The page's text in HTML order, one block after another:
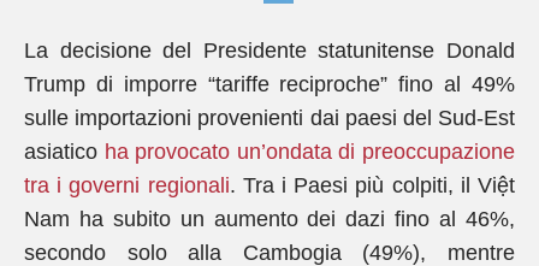
La decisione del Presidente statunitense Donald
Trump di imporre “tariffe reciproche” fino al 49%
sulle importazioni provenienti dai paesi del Sud‑Est
asiatico ha provocato un’ondata di preoccupazione
tra i governi regionali. Tra i Paesi più colpiti, il Việt
Nam ha subito un aumento dei dazi fino al 46%,
secondo solo alla Cambogia (49%), mentre